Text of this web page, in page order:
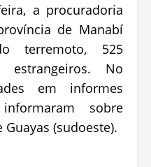
a procuradoria
de Manabí
terremoto, 525
No
em informes
sobre
(sudoeste).